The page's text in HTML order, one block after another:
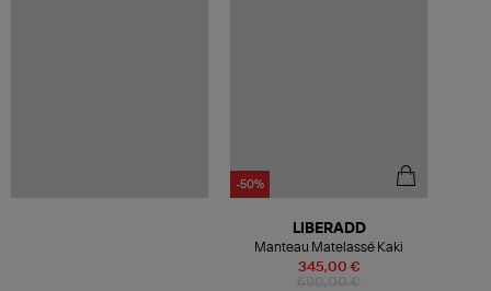
-50%
345,00 €
LIBERADD
Manteau Matelassé Kaki